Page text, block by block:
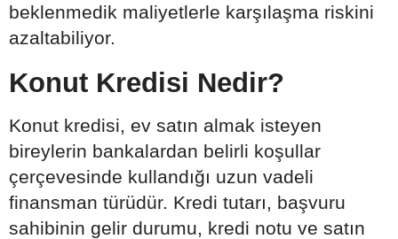
beklenmedik maliyetlerle karşılaşma riskini
azaltabiliyor.
Konut Kredisi Nedir?
Konut kredisi, ev satın almak isteyen
bireylerin bankalardan belirli koşullar
çerçevesinde kullandığı uzun vadeli
finansman türüdür. Kredi tutarı, başvuru
sahibinin gelir durumu, kredi notu ve satın